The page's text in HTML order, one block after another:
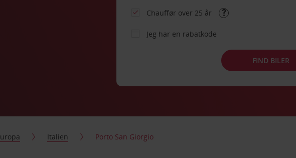
Chauffør over 25 år
Jeg har en rabatkode
FIND BILER
Italien Porto San Giorgio